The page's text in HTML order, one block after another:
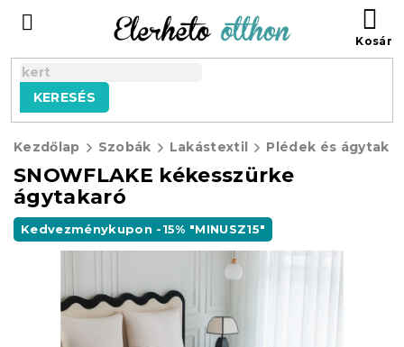
tartalomhoz
KERESÉS
Kezdőlap Szobák Lakástextil Plédek és
SNOWFLAKE kékesszürke
ágytakaró
Kedvezménykupon -15% "MINUSZ15"